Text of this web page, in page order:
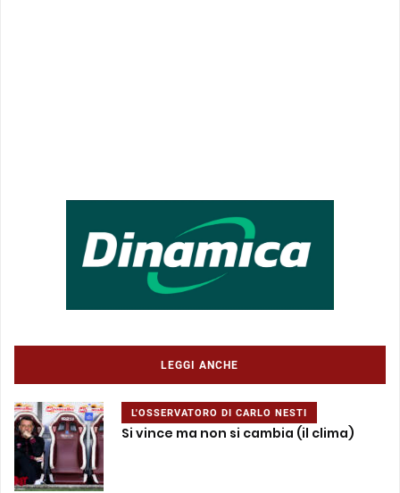
LEGGI ANCHE
L'OSSERVATORO DI CARLO NESTI
Si vince ma non si cambia (il clima)